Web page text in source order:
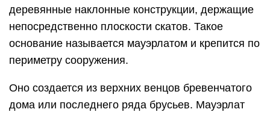
деревянные наклонные конструкции, держащие
непосредственно плоскости скатов. Такое
основание называется мауэрлатом и крепится по
периметру сооружения.
Оно создается из верхних венцов бревенчатого
дома или последнего ряда брусьев. Мауэрлат